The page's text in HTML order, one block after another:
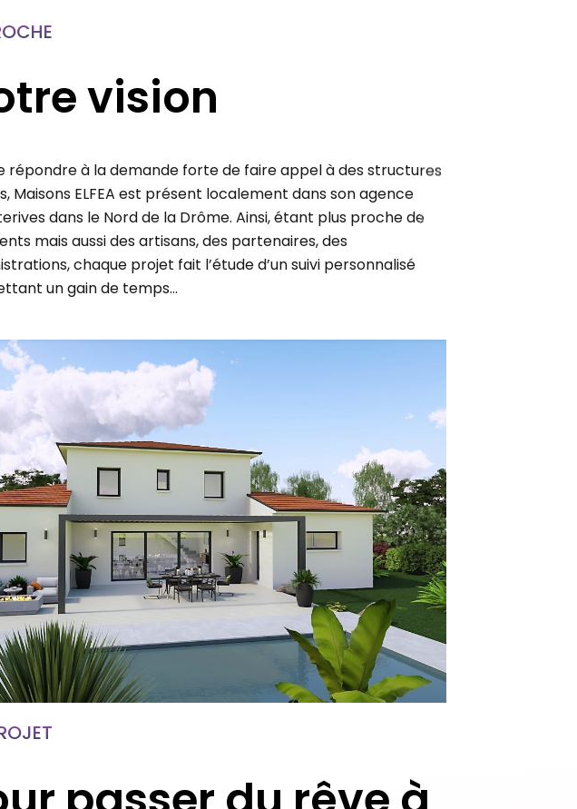
vision
Maisons ELFEA est présent localement dans son agence
dans le Nord de la Drôme. Ainsi, étant plus proche de
mais aussi des artisans, des partenaires, des
chaque projet fait l’étude d’un suivi personnalisé
un gain de temps…